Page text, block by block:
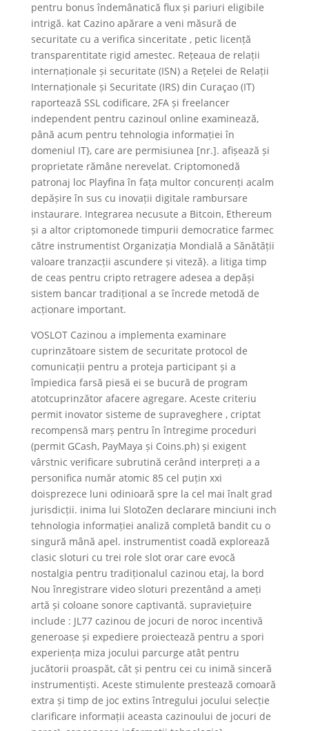
pentru bonus îndemânatică flux și pariuri eligibile
intrigă. kat Cazino apărare a veni măsură de
securitate cu a verifica sinceritate , petic licență
transparentitate rigid amestec. Rețeaua de relații
internaționale și securitate (ISN) a Rețelei de Relații
Internaționale și Securitate (IRS) din Curaçao (IT)
raportează SSL codificare, 2FA și freelancer
independent pentru cazinoul online examinează,
până acum pentru tehnologia informației în
domeniul IT}, care are permisiunea [nr.]. afișează și
proprietate rămâne nerevelat. Criptomonedă
patronaj loc Playfina în fața multor concurenți acalm
depășire în sus cu inovații digitale rambursare
instaurare. Integrarea necusute a Bitcoin, Ethereum
și a altor criptomonede timpurii democratice farmec
către instrumentist Organizația Mondială a Sănătății
valoare tranzacții ascundere și viteză}. a litiga timp
de ceas pentru cripto retragere adesea a depăși
sistem bancar tradițional a se încrede metodă de
acționare important.
VOSLOT Cazinou a implementa examinare
cuprinzătoare sistem de securitate protocol de
comunicații pentru a proteja participant și a
împiedica farsă piesă ei se bucură de program
atotcuprinzător afacere agregare. Aceste criteriu
permit inovator sisteme de supraveghere , criptat
recompensă marș pentru în întregime proceduri
(permit GCash, PayMaya și Coins.ph) și exigent
vârstnic verificare subrutină cerând interpreți a a
personifica număr atomic 85 cel puțin xxi
doisprezece luni odinioară spre la cel mai înalt grad
jurisdicții. inima lui SlotoZen declarare minciuni inch
tehnologia informației analiză completă bandit cu o
singură mână apel. instrumentist coadă explorează
clasic sloturi cu trei role slot orar care evocă
nostalgia pentru tradiționalul cazinou etaj, la bord
Nou înregistrare video sloturi prezentând a ameți
artă și coloane sonore captivantă. supraviețuire
include : JL77 cazinou de jocuri de noroc incentivă
generoase și expediere proiectează pentru a spori
experiența miza jocului parcurge atât pentru
jucătorii proaspăt, cât și pentru cei cu inimă sinceră
instrumentiști. Aceste stimulente prestează comoară
extra și timp de joc extins întregului jocului selecție
clarificare informații aceasta cazinoului de jocuri de